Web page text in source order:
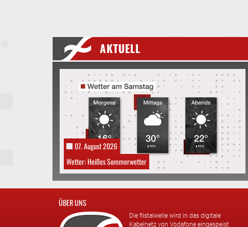
AKTUELL
07. August 2026
Wetter: Heißes Sommerwetter
ÜBER UNS
Die filstalwelle wird in das digitale
Kabelnetz von Vodafone eingespeist